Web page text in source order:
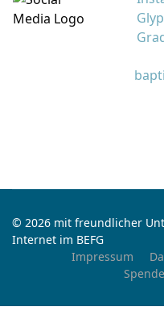
© 2026 mit freundlicher
Internet im BEFG
Impressum